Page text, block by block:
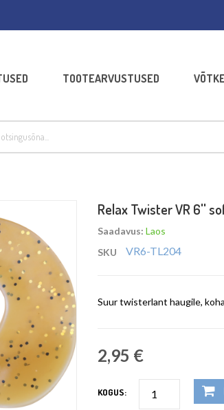
TOOTEARVUSTUSED
Relax Twister VR 6''
Saadavus: Laos
SKU
VR6-TL204
Suur twisterlant haugile,
2,95 €
KOGUS: